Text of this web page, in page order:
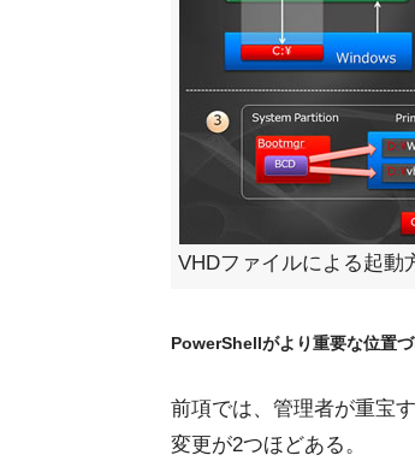
VHDファイルによる起動
PowerShellがより重要な位置
前項では、管理者が重宝
変更が2つほどある。